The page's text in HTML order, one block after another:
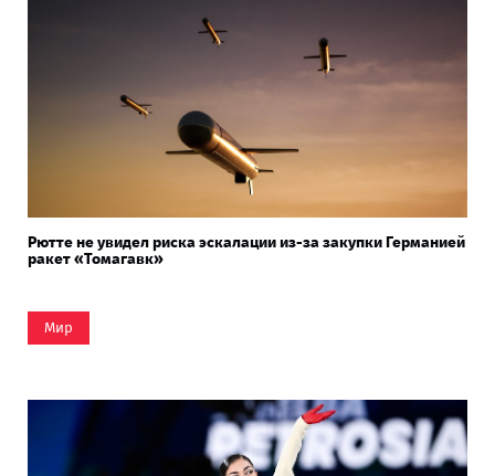
Рютте не увидел риска эскалации из-за закупки Германией
ракет «Томагавк»
Мир